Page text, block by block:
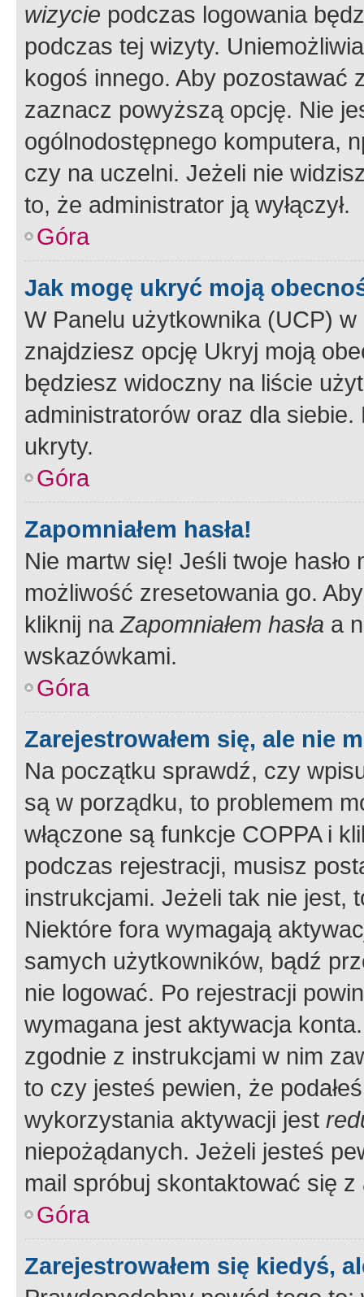
wizycie podczas logowania
podczas tej wizyty.
kogoś innego. Aby pozostawać
zaznacz powyższą opcję. Nie
ogólnodostępnego komputera,
czy na uczelni. Jeżeli nie
to, że administrator ją wyłączył.
Góra
Jak mogę ukryć moją
W Panelu użytkownika (UCP) w
znajdziesz opcję Ukryj moją
będziesz widoczny na liście
administratorów oraz dla
ukryty.
Góra
Zapomniałem hasła!
Nie martw się! Jeśli twoje
możliwość zresetowania go.
kliknij naZapomniałem hasła a
wskazówkami.
Góra
Zarejestrowałem się, ale nie
Na początku sprawdź, czy
są w porządku, to problemem
włączone są funkcje COPPA i
podczas rejestracji, musisz
instrukcjami. Jeżeli tak nie jest,
Niektóre fora wymagają
samych użytkowników, bądź
nie logować. Po rejestracji
wymagana jest aktywacja
zgodnie z instrukcjami w nim
to czy jesteś pewien, że
wykorzystania aktywacji jest
niepożądanych. Jeżeli jesteś
mail spróbuj skontaktować się
Góra
Zarejestrowałem się kiedyś,